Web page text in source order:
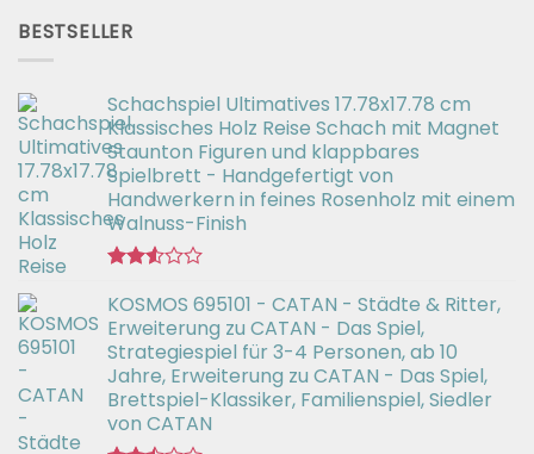
von 5
BESTSELLER
Schachspiel Ultimatives 17.78x17.78 cm
Klassisches Holz Reise Schach mit Magnet
Staunton Figuren und klappbares
Spielbrett - Handgefertigt von
Handwerkern in feines Rosenholz mit einem
Walnuss-Finish
mit
2.51
von 5
KOSMOS 695101 - CATAN - Städte & Ritter,
Erweiterung zu CATAN - Das Spiel,
Strategiespiel für 3-4 Personen, ab 10
Jahre, Erweiterung zu CATAN - Das Spiel,
Brettspiel-Klassiker, Familienspiel, Siedler
von CATAN